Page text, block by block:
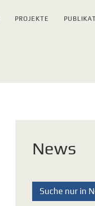
PROJEKTE
News
Suche nur in